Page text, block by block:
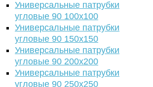
Универсальные патрубки
угловые 90 100х100
Универсальные патрубки
угловые 90 150х150
Универсальные патрубки
угловые 90 200х200
Универсальные патрубки
угловые 90 250х250